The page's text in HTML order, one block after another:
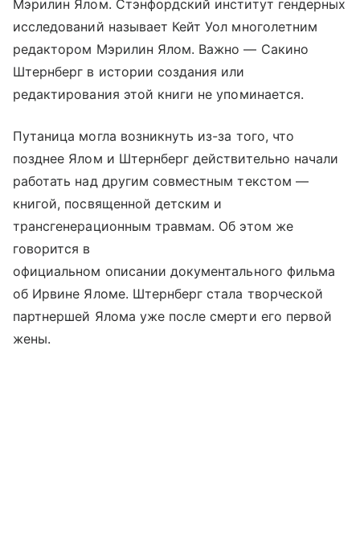
Мэрилин Ялом. Стэнфордский институт гендерных
исследований называет Кейт Уол многолетним
редактором Мэрилин Ялом. Важно — Сакино
Штернберг в истории создания или
редактирования этой книги не упоминается.
Путаница могла возникнуть из-за того, что
позднее Ялом и Штернберг действительно начали
работать над другим совместным текстом —
книгой, посвященной детским и
трансгенерационным травмам. Об этом же
говорится в
официальном описании документального фильма
об Ирвине Яломе. Штернберг стала творческой
партнершей Ялома уже после смерти его первой
жены.